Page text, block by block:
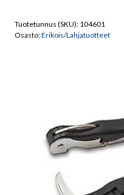
Evolution
Tuotetunnus (SKU): 104601
Osasto:Erikois/Lahjatuotteet